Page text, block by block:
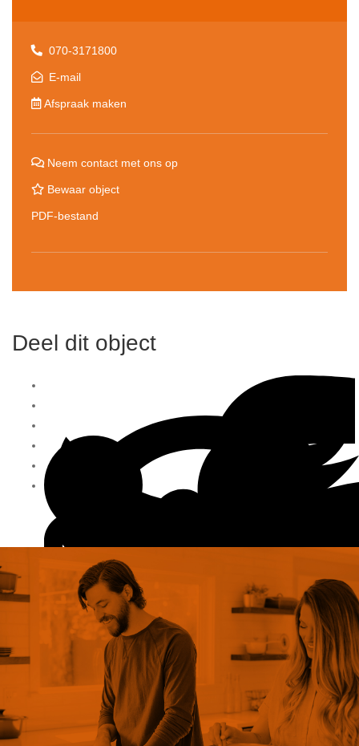
070-3171800
E-mail
Afspraak maken
Neem contact met ons op
Bewaar object
PDF-bestand
Deel dit object